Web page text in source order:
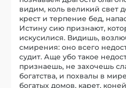
видим, коль великий свет
крест и терпение бед,
Истину сию признают,
искусилися. Видишь,
смирения: оно всего
судит. Аще убо такое
признаешь, не захочешь
богатства, и похвалы в
богатых домов, карет,